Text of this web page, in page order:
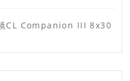
CL Companion III 8x30